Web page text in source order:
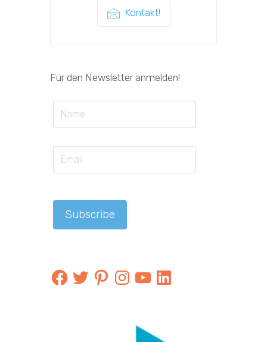
Kontakt!
Für den Newsletter anmelden!
Facebook
Twitter PinterestInstagramYouTubeLinkedIn